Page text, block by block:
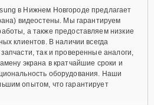
в Нижнем Новгороде предлагает
видеостены. Мы гарантируем
а также предоставляем низкие
клиентов. В наличии всегда
так и проверенные аналоги,
экрана в кратчайшие сроки и
оборудования. Наши
опытом, что гарантирует